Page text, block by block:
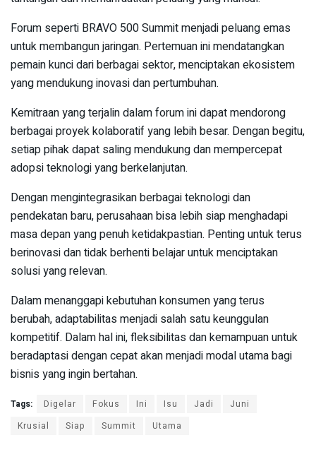
Forum seperti BRAVO 500 Summit menjadi peluang emas
untuk membangun jaringan. Pertemuan ini mendatangkan
pemain kunci dari berbagai sektor, menciptakan ekosistem
yang mendukung inovasi dan pertumbuhan.
Kemitraan yang terjalin dalam forum ini dapat mendorong
berbagai proyek kolaboratif yang lebih besar. Dengan begitu,
setiap pihak dapat saling mendukung dan mempercepat
adopsi teknologi yang berkelanjutan.
Dengan mengintegrasikan berbagai teknologi dan
pendekatan baru, perusahaan bisa lebih siap menghadapi
masa depan yang penuh ketidakpastian. Penting untuk terus
berinovasi dan tidak berhenti belajar untuk menciptakan
solusi yang relevan.
Dalam menanggapi kebutuhan konsumen yang terus
berubah, adaptabilitas menjadi salah satu keunggulan
kompetitif. Dalam hal ini, fleksibilitas dan kemampuan untuk
beradaptasi dengan cepat akan menjadi modal utama bagi
bisnis yang ingin bertahan.
Tags: Digelar Fokus Ini Isu Jadi
Juni
Krusial
Siap Summit Utama